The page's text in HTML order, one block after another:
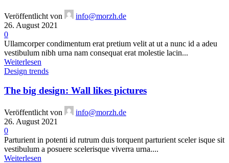
Veröffentlicht von
info@morzh.de
26. August 2021
0
Ullamcorper condimentum erat pretium velit at ut a nunc id a adeu
vestibulum nibh urna nam consequat erat molestie lacin...
Weiterlesen
Design trends
The big design: Wall likes pictures
Veröffentlicht von
info@morzh.de
26. August 2021
0
Parturient in potenti id rutrum duis torquent parturient sceler isque sit
vestibulum a posuere scelerisque viverra urna....
Weiterlesen